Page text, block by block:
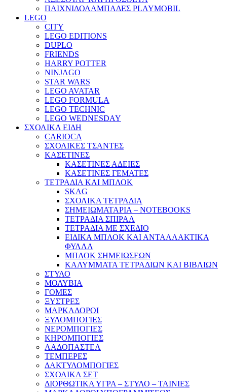
ΠΑΙΧΝΙΔΟΛΑΜΠΑΔΕΣ PLAYMOBIL
LEGO
CITY
LEGO EDITIONS
DUPLO
FRIENDS
HARRY POTTER
NINJAGO
STAR WARS
LEGO AVATAR
LEGO FORMULA
LEGO TECHNIC
LEGO WEDNESDAY
ΣΧΟΛΙΚΑ ΕΙΔΗ
CARIOCA
ΣΧΟΛΙΚΕΣ ΤΣΑΝΤΕΣ
ΚΑΣΕΤΙΝΕΣ
ΚΑΣΕΤΙΝΕΣ ΑΔΕΙΕΣ
ΚΑΣΕΤΙΝΕΣ ΓΕΜΑΤΕΣ
ΤΕΤΡΑΔΙΑ ΚΑΙ ΜΠΛΟΚ
SKAG
ΣΧΟΛΙΚΑ ΤΕΤΡΑΔΙΑ
ΣΗΜΕΙΩΜΑΤΑΡΙΑ – NOTEBOOKS
ΤΕΤΡΑΔΙΑ ΣΠΙΡΑΛ
ΤΕΤΡΑΔΙΑ ΜΕ ΣΧΕΔΙΟ
ΕΙΔΙΚΑ ΜΠΛΟΚ ΚΑΙ ΑΝΤΑΛΛΑΚΤΙΚΑ
ΦΥΛΛΑ
ΜΠΛΟΚ ΣΗΜΕΙΩΣΕΩΝ
ΚΑΛΥΜΜΑΤΑ ΤΕΤΡΑΔΙΩΝ ΚΑΙ ΒΙΒΛΙΩΝ
ΣΤΥΛΟ
ΜΟΛΥΒΙΑ
ΓΟΜΕΣ
ΞΥΣΤΡΕΣ
ΜΑΡΚΑΔΟΡΟΙ
ΞΥΛΟΜΠΟΓΙΕΣ
ΝΕΡΟΜΠΟΓΙΕΣ
ΚΗΡΟΜΠΟΓΙΕΣ
ΛΑΔΟΠΑΣΤΕΛ
ΤΕΜΠΕΡΕΣ
ΔΑΚΤΥΛΟΜΠΟΓΙΕΣ
ΣΧΟΛΙΚΑ ΣΕΤ
ΔΙΟΡΘΩΤΙΚΑ ΥΓΡΑ – ΣΤΥΛΟ – ΤΑΙΝΙΕΣ